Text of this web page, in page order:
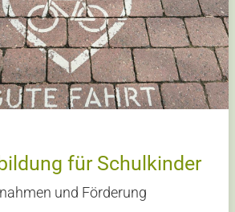
für Schulkinder
und Förderung